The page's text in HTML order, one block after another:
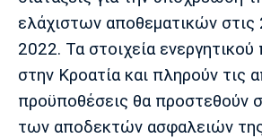
ελάχιστων αποθεματικών
2022. Τα στοιχεία ενεργητικού
στην Κροατία και πληρούν τις
προϋποθέσεις θα προστεθούν
των αποδεκτών ασφαλειών